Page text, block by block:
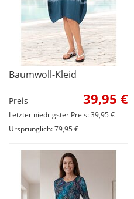
Baumwoll-Kleid
Preis 39,95 €
Letzter niedrigster Preis: 39,95 €
Ursprünglich: 79,95 €